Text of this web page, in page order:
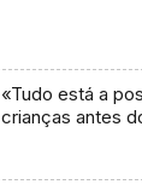
«Tudo está a
crianças antes